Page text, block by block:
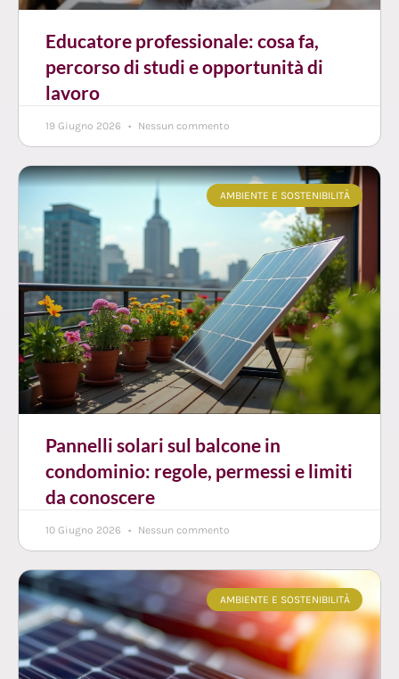
Educatore professionale: cosa fa,
percorso di studi e opportunità di
lavoro
19 Giugno 2026 Nessun commento
AMBIENTE E SOSTENIBILITÀ
Pannelli solari sul balcone in
condominio: regole, permessi e limiti
da conoscere
10 Giugno 2026 Nessun commento
AMBIENTE E SOSTENIBILITÀ